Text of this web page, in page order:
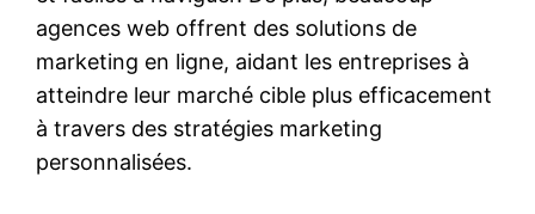
agences web offrent des solutions de
marketing en ligne, aidant les entreprises à
atteindre leur marché cible plus efficacement
à travers des stratégies marketing
personnalisées.